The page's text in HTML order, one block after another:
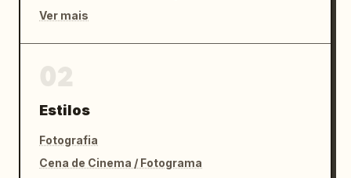
Ver mais
Estilos
Fotografia
Cena de Cinema / Fotograma